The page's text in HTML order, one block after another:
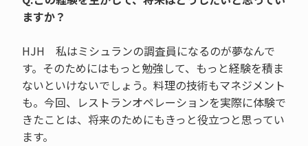
ますか？
HJH 私はミシュランの調査員になるのが夢なんで
す。そのためにはもっと勉強して、もっと経験を積ま
ないといけないでしょう。料理の技術もマネジメント
も。今回、レストランオペレーションを実際に体験で
きたことは、将来のためにもきっと役立つと思ってい
ます。